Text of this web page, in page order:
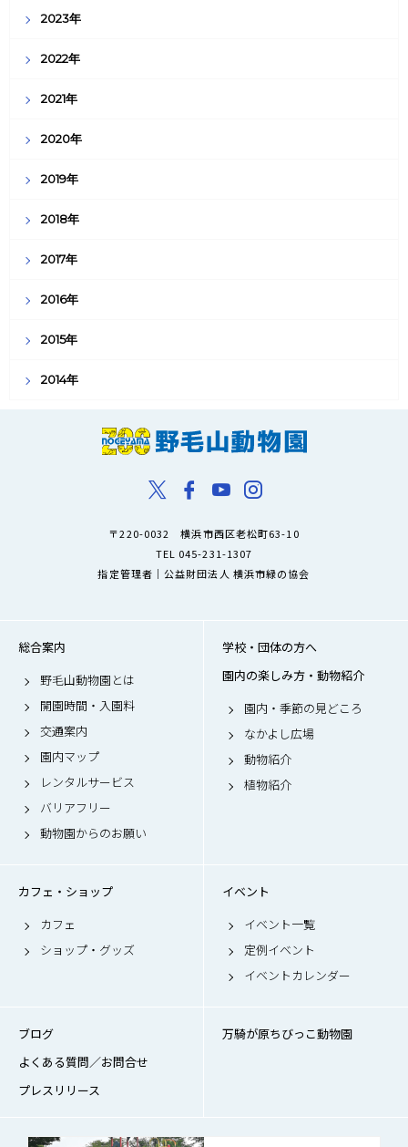
2023年
2022年
2021年
2020年
2019年
2018年
2017年
2016年
2015年
2014年
〒220-0032 横浜市西区老松町63-10
TEL 045-231-1307
指定管理者｜公益財団法人 横浜市緑の協会
総合案内
野毛山動物園とは
開園時間・入園料
交通案内
園内マップ
レンタルサービス
バリアフリー
動物園からのお願い
学校・団体の方へ
園内の楽しみ方・動物紹介
園内・季節の見どころ
なかよし広場
動物紹介
植物紹介
カフェ・ショップ
カフェ
ショップ・グッズ
イベント
イベント一覧
定例イベント
イベントカレンダー
ブログ
よくある質問／お問合せ
プレスリリース
万騎が原ちびっこ動物園